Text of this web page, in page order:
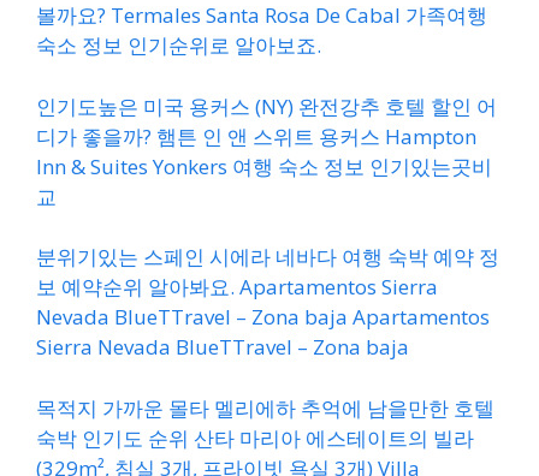
볼까요? Termales Santa Rosa De Cabal 가족여행
숙소 정보 인기순위로 알아보죠.
인기도높은 미국 용커스 (NY) 완전강추 호텔 할인 어
디가 좋을까? 햄튼 인 앤 스위트 용커스 Hampton
Inn & Suites Yonkers 여행 숙소 정보 인기있는곳비
교
분위기있는 스페인 시에라 네바다 여행 숙박 예약 정
보 예약순위 알아봐요. Apartamentos Sierra
Nevada BlueTTravel – Zona baja Apartamentos
Sierra Nevada BlueTTravel – Zona baja
목적지 가까운 몰타 멜리에하 추억에 남을만한 호텔
숙박 인기도 순위 산타 마리아 에스테이트의 빌라
(329m², 침실 3개, 프라이빗 욕실 3개) Villa